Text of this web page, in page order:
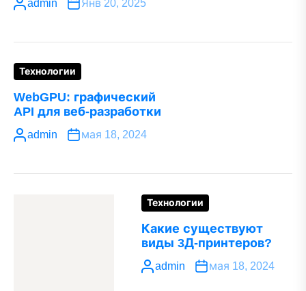
admin Янв 20, 2025
Технологии
WebGPU: графический
API для веб-разработки
admin мая 18, 2024
Технологии
Какие существуют
виды 3Д-принтеров?
admin мая 18, 2024